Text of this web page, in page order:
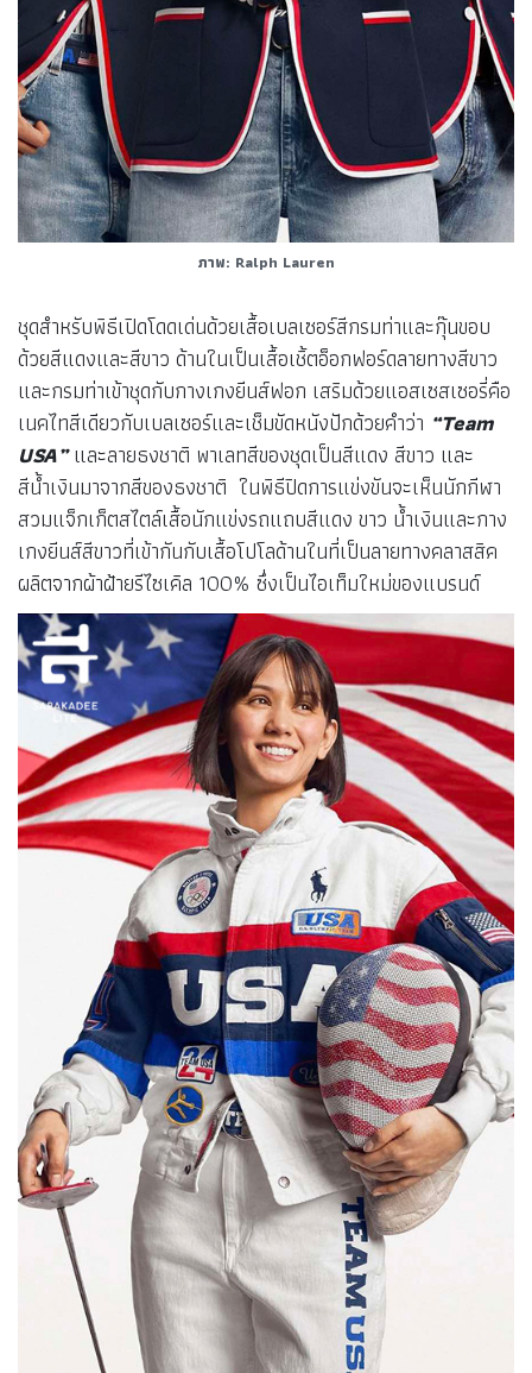
ภาพ: Ralph Lauren
ชุดสำหรับพิธีเปิดโดดเด่นด้วยเสื้อเบลเซอร์สีกรมท่าและกุ๊นขอบ
ด้วยสีแดงและสีขาว ด้านในเป็นเสื้อเชิ้ตอ็อกฟอร์ดลายทางสีขาว
และกรมท่าเข้าชุดกับกางเกงยีนส์ฟอก เสริมด้วยแอสเซสเซอรี่คือ
เนคไทสีเดียวกับเบลเซอร์และเช็มขัดหนังปักด้วยคำว่า “Team
USA”และลายธงชาติ พาเลทสีของชุดเป็นสีแดง สีขาว และ
สีน้ำเงินมาจากสีของธงชาติ ในพิธีปิดการแข่งขันจะเห็นนักกีฬา
สวมแจ็กเก็ตสไตล์เสื้อนักแข่งรถแถบสีแดง ขาว น้ำเงินและกาง
เกงยีนส์สีขาวที่เข้ากันกับเสื้อโปโลด้านในที่เป็นลายทางคลาสสิค
ผลิตจากผ้าฝ้ายรีไซเคิล 100% ซึ่งเป็นไอเท็มใหม่ของแบรนด์